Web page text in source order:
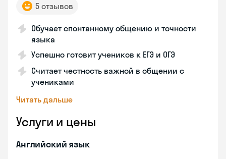
5 отзывов
Обучает спонтанному общению и точности
языка
Успешно готовит учеников к ЕГЭ и ОГЭ
Считает честность важной в общении с
учениками
Читать дальше
Услуги и цены
Английский язык